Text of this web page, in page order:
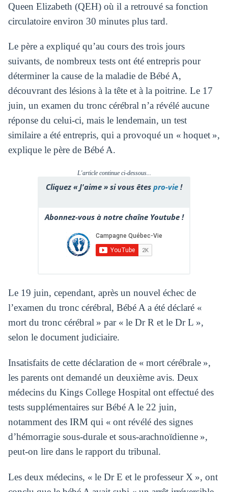
Queen Elizabeth (QEH) où il a retrouvé sa fonction
circulatoire environ 30 minutes plus tard.
Le père a expliqué qu’au cours des trois jours
suivants, de nombreux tests ont été entrepris pour
déterminer la cause de la maladie de Bébé A,
découvrant des lésions à la tête et à la poitrine. Le 17
juin, un examen du tronc cérébral n’a révélé aucune
réponse du celui-ci, mais le lendemain, un test
similaire a été entrepris, qui a provoqué un « hoquet »,
explique le père de Bébé A.
L'article continue ci-dessous...
Cliquez « J'aime » si vous êtes pro-vie !
Abonnez-vous à notre chaîne Youtube !
Le 19 juin, cependant, après un nouvel échec de
l’examen du tronc cérébral, Bébé A a été déclaré «
mort du tronc cérébral » par « le Dr R et le Dr L »,
selon le document judiciaire.
Insatisfaits de cette déclaration de « mort cérébrale »,
les parents ont demandé un deuxième avis. Deux
médecins du Kings College Hospital ont effectué des
tests supplémentaires sur Bébé A le 22 juin,
notamment des IRM qui « ont révélé des signes
d’hémorragie sous-durale et sous-arachnoïdienne »,
peut-on lire dans le rapport du tribunal.
Les deux médecins, « le Dr E et le professeur X », ont